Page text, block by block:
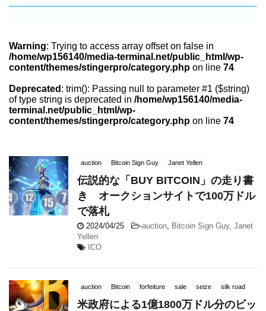
Warning: Trying to access array offset on false in
/home/wp156140/media-terminal.net/public_html/wp-
content/themes/stingerpro/category.php on line 74
Deprecated : trim(): Passing null to parameter #1 ($string)
of type string is deprecated in /home/wp156140/media-
terminal.net/public_html/wp-
content/themes/stingerpro/category.php on line 74
auction Bitcoin Sign Guy Janet Yellen
伝説的な「BUY BITCOIN」の走り書
き オークションサイトで100万ドル
で落札
2024/04/25 -auction Bitcoin Sign Guy, Janet
Yellen
ICO
auction Bitcoin forfeiture sale seize silk road
米政府による1億1800万ドル分のビッ